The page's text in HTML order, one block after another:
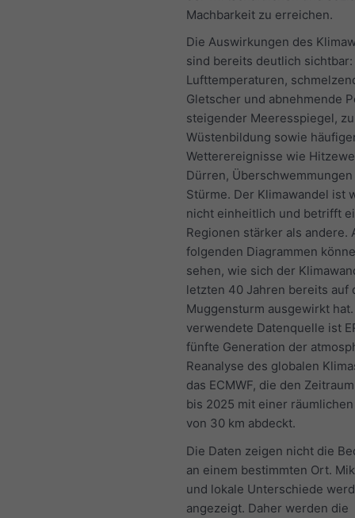
Machbarkeit zu erreichen.
Die Auswirkungen des
sind bereits deutlich
Lufttemperaturen,
Gletscher und abnehmende
steigender Meeresspiegel,
Wüstenbildung sowie
Wetterereignisse wie
Dürren,
Stürme. Der Klimawandel ist
nicht einheitlich und betrifft
Regionen stärker als andere.
folgenden Diagrammen
sehen, wie sich der
letzten 40 Jahren bereits auf
Muggensturm ausgewirkt
verwendete Datenquelle ist
fünfte Generation der
Reanalyse des globalen
das ECMWF, die den
bis 2025 mit einer
von 30 km abdeckt.
Die Daten zeigen nicht die
an einem bestimmten Ort.
und lokale Unterschiede
angezeigt. Daher werden die